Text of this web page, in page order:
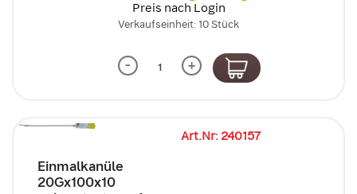
Preis nach Login
Verkaufseinheit: 10 Stück
- +
Art.Nr: 240157
Einmalkanüle
20Gx100x10